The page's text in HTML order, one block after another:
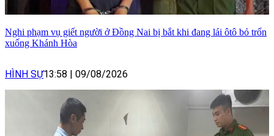
Nghi phạm vụ giết người ở Đồng Nai bị bắt khi đang lái ôtô bỏ trốn
xuống Khánh Hòa
HÌNH SỰ13:58 | 09/08/2026